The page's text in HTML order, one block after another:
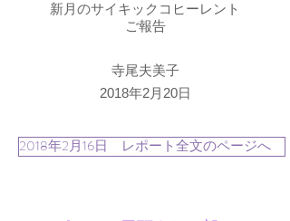
新月のサイキックコヒーレント
ご報告
寺尾夫美子
2018年2月20日
2018年2月16日 レポート全文のページへ